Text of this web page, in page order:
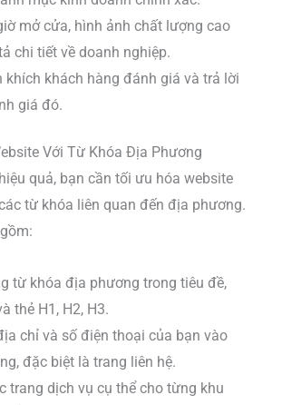
mở cửa, hình ảnh chất lượng cao
chi tiết về doanh nghiệp.
khích khách hàng đánh giá và trả lời
giá đó.
Với Từ Khóa Địa Phương
quả, bạn cần tối ưu hóa website
từ khóa liên quan đến địa phương.
từ khóa địa phương trong tiêu đề,
thẻ H1, H2, H3.
chỉ và số điện thoại của bạn vào
đặc biệt là trang liên hệ.
trang dịch vụ cụ thể cho từng khu